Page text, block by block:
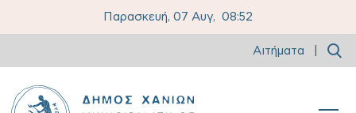
Παρασκευή, 07 Αυγ, 08:52
Αιτήματα